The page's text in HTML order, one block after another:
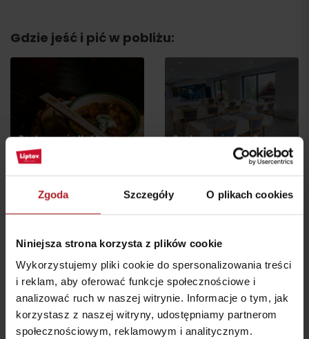
Zgoda Szczegóły O plikach cookies
Niniejsza strona korzysta z plików cookie
Wykorzystujemy pliki cookie do spersonalizowania treści
i reklam, aby oferować funkcje społecznościowe i
analizować ruch w naszej witrynie. Informacje o tym, jak
korzystasz z naszej witryny, udostępniamy partnerom
społecznościowym, reklamowym i analitycznym.
Gdzie jeść i pić w pobliżu:
Restauracja Koliba
Strachanovka
Liptovský Ján
Restauracja Spa &
Wellness Hotel Fitak
Restauracja Liptovský
dvor
Liptovský Ján
Restauracja U koníka
Liptovský Ján